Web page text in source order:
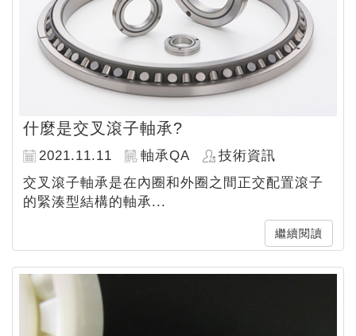
什麼是交叉滾子軸承?
2021.11.11 軸承QA
技術資訊
交叉滾子軸承是在內圈和外圈之間正交配置滾子
的緊湊型結構的軸承...
繼續閱讀